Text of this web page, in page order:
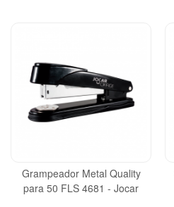
Grampeador Metal Quality
para 50 FLS 4681 - Jocar